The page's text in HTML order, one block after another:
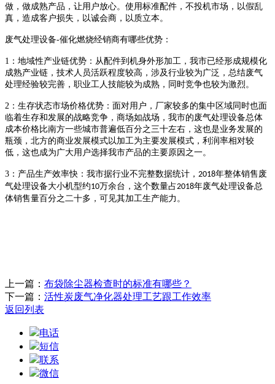
做，做成熟产品，让用户放心。使用标准配件，不投机市场，以假乱
真，造成客户损失，以诚会商，以质立本。
废气处理设备-催化燃烧经销商有哪些优势：
1 ：地域性产业链优势：从配件到机身外形加工，我市已经形成规模化
成熟产业链，技术人员活跃程度较高，涉及行业较为广泛，总结废气
处理经验较完善，职业工人技能较为成熟，同时竞争也较为激烈。
2 ：生存状态市场价格优势：面对用户，厂家较多的集中区域同时也面
临着生存和发展的战略竞争，商场如战场，我市的废气处理设备总体
成本价格比南方一些城市普遍低百分之三十左右，这也是业务发展的
瓶颈，北方的商业发展模式以加工为主要发展模式，利润率相对较
低，这也成为广大用户选择我市产品的主要原因之一。
3 ：产品生产效率快：我市据行业不完整数据统计， 2018年整体销售废
气处理设备大小机型约10万余台，这个数量占2018年废气处理设备总
体销售量百分之二十多，可见其加工生产能力。
上一篇： 布袋除尘器检查时的标准有哪些？
下一篇： 活性炭废气净化器处理工艺跟工作效率
返回列表
电话
短信
联系
微信